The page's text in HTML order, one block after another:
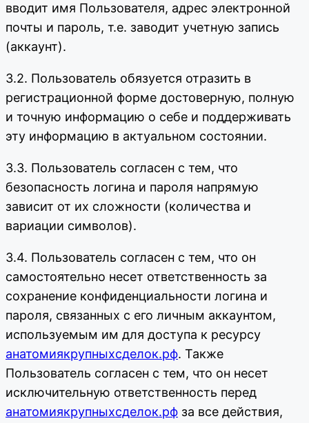
вводит имя Пользователя, адрес электронной
почты и пароль, т.е. заводит учетную запись
(аккаунт).
3.2. Пользователь обязуется отразить в
регистрационной форме достоверную, полную
и точную информацию о себе и поддерживать
эту информацию в актуальном состоянии.
3.3. Пользователь согласен с тем, что
безопасность логина и пароля напрямую
зависит от их сложности (количества и
вариации символов).
3.4. Пользователь согласен с тем, что он
самостоятельно несет ответственность за
сохранение конфиденциальности логина и
пароля, связанных с его личным аккаунтом,
используемым им для доступа к ресурсу
анатомиякрупныхсделок.рф. Также
Пользователь согласен с тем, что он несет
исключительную ответственность перед
анатомиякрупныхсделок.рф за все действия,